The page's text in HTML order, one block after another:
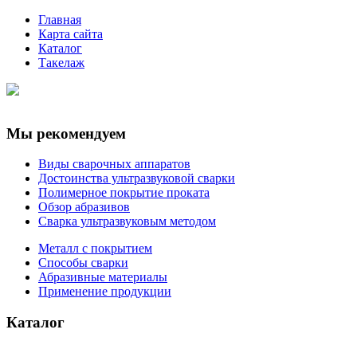
Главная
Карта сайта
Каталог
Такелаж
Мы рекомендуем
Виды сварочных аппаратов
Достоинства ультразвуковой сварки
Полимерное покрытие проката
Обзор абразивов
Сварка ультразвуковым методом
Металл с покрытием
Способы сварки
Абразивные материалы
Применение продукции
Каталог